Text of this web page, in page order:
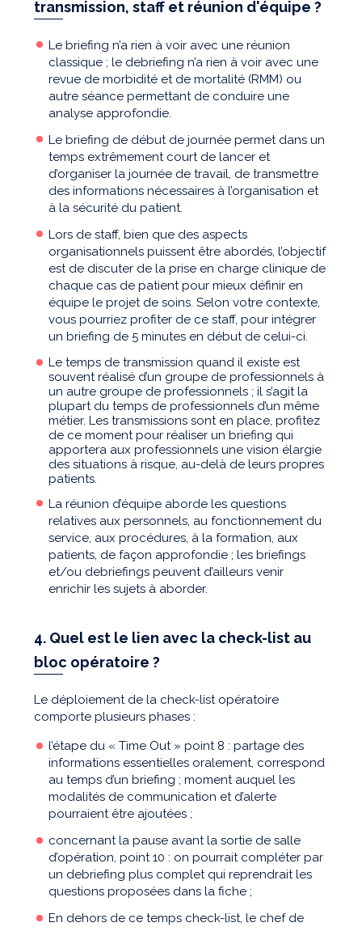
transmission, staff et réunion d'équipe ?
Le briefing n’a rien à voir avec une réunion
classique ; le debriefing n’a rien à voir avec une
revue de morbidité et de mortalité (RMM) ou
autre séance permettant de conduire une
analyse approfondie.
Le briefing de début de journée permet dans un
temps extrêmement court de lancer et
d’organiser la journée de travail, de transmettre
des informations nécessaires à l’organisation et
à la sécurité du patient.
Lors de staff, bien que des aspects
organisationnels puissent être abordés, l’objectif
est de discuter de la prise en charge clinique de
chaque cas de patient pour mieux définir en
équipe le projet de soins. Selon votre contexte,
vous pourriez profiter de ce staff, pour intégrer
un briefing de 5 minutes en début de celui-ci.
Le temps de transmission quand il existe est
souvent réalisé d’un groupe de professionnels à
un autre groupe de professionnels ; il s’agit la
plupart du temps de professionnels d’un même
métier. Les transmissions sont en place, profitez
de ce moment pour réaliser un briefing qui
apportera aux professionnels une vision élargie
des situations à risque, au-delà de leurs propres
patients.
La réunion d’équipe aborde les questions
relatives aux personnels, au fonctionnement du
service, aux procédures, à la formation, aux
patients, de façon approfondie ; les briefings
et/ou debriefings peuvent d’ailleurs venir
enrichir les sujets à aborder.
4. Quel est le lien avec la check-list au
bloc opératoire ?
Le déploiement de la check-list opératoire
comporte plusieurs phases :
l’étape du « Time Out » point 8 : partage des
informations essentielles oralement, correspond
au temps d’un briefing ; moment auquel les
modalités de communication et d’alerte
pourraient être ajoutées ;
concernant la pause avant la sortie de salle
d’opération, point 10 : on pourrait compléter par
un debriefing plus complet qui reprendrait les
questions proposées dans la fiche ;
En dehors de ce temps check-list, le chef de